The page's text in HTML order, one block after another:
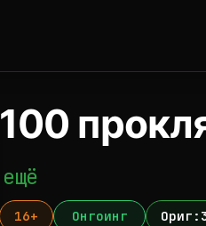
100
ещё
16+ Онгоинг